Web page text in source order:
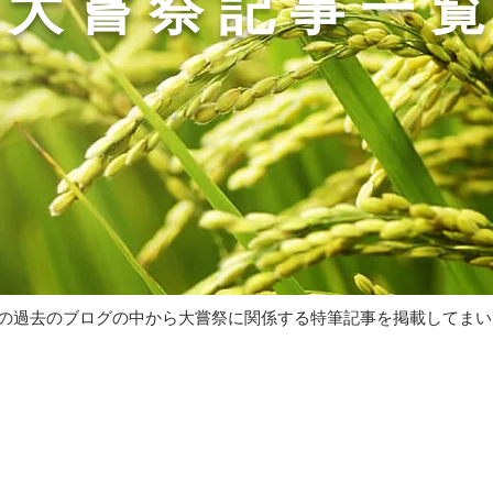
過去のブログの中から大嘗祭に関係する特筆記事を掲載してま